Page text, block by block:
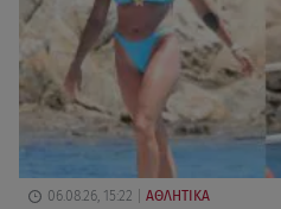
06.08.26, 15:22 ΑΘΛΗΤΙΚΑ